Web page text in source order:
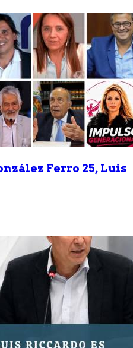
Ferro 25, Luis